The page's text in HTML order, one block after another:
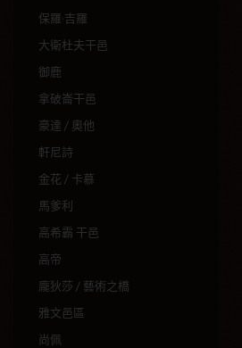
保羅·吉羅
大衛杜夫干邑
御鹿
拿破崙干邑
豪達 / 奧他
軒尼詩
金花 / 卡慕
馬爹利
高希霸 干邑
高帝
龐狄莎 / 藝術之橋
雅文邑區
尚佩